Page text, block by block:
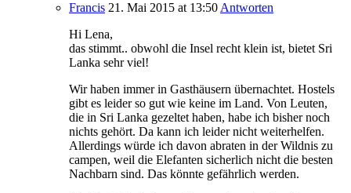
Francis 21. Mai 2015 at 13:50 Antworten
Hi Lena,
das stimmt.. obwohl die Insel recht klein ist, bietet Sri
Lanka sehr viel!
Wir haben immer in Gasthäusern übernachtet. Hostels
gibt es leider so gut wie keine im Land. Von Leuten,
die in Sri Lanka gezeltet haben, habe ich bisher noch
nichts gehört. Da kann ich leider nicht weiterhelfen.
Allerdings würde ich davon abraten in der Wildnis zu
campen, weil die Elefanten sicherlich nicht die besten
Nachbarn sind. Das könnte gefährlich werden.